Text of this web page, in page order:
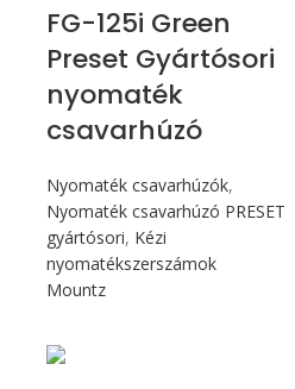
FG-125i Green
Preset Gyártósori
nyomaték
csavarhúzó
Nyomaték csavarhúzók,
Nyomaték csavarhúzó PRESET
gyártósori, Kézi
nyomatékszerszámok
Mountz